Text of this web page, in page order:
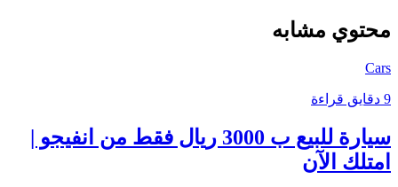
محتوي مشابه
Cars
9 دقايق قراءة
سيارة للبيع ب 3000 ريال فقط من انفيجو |
امتلك الآن